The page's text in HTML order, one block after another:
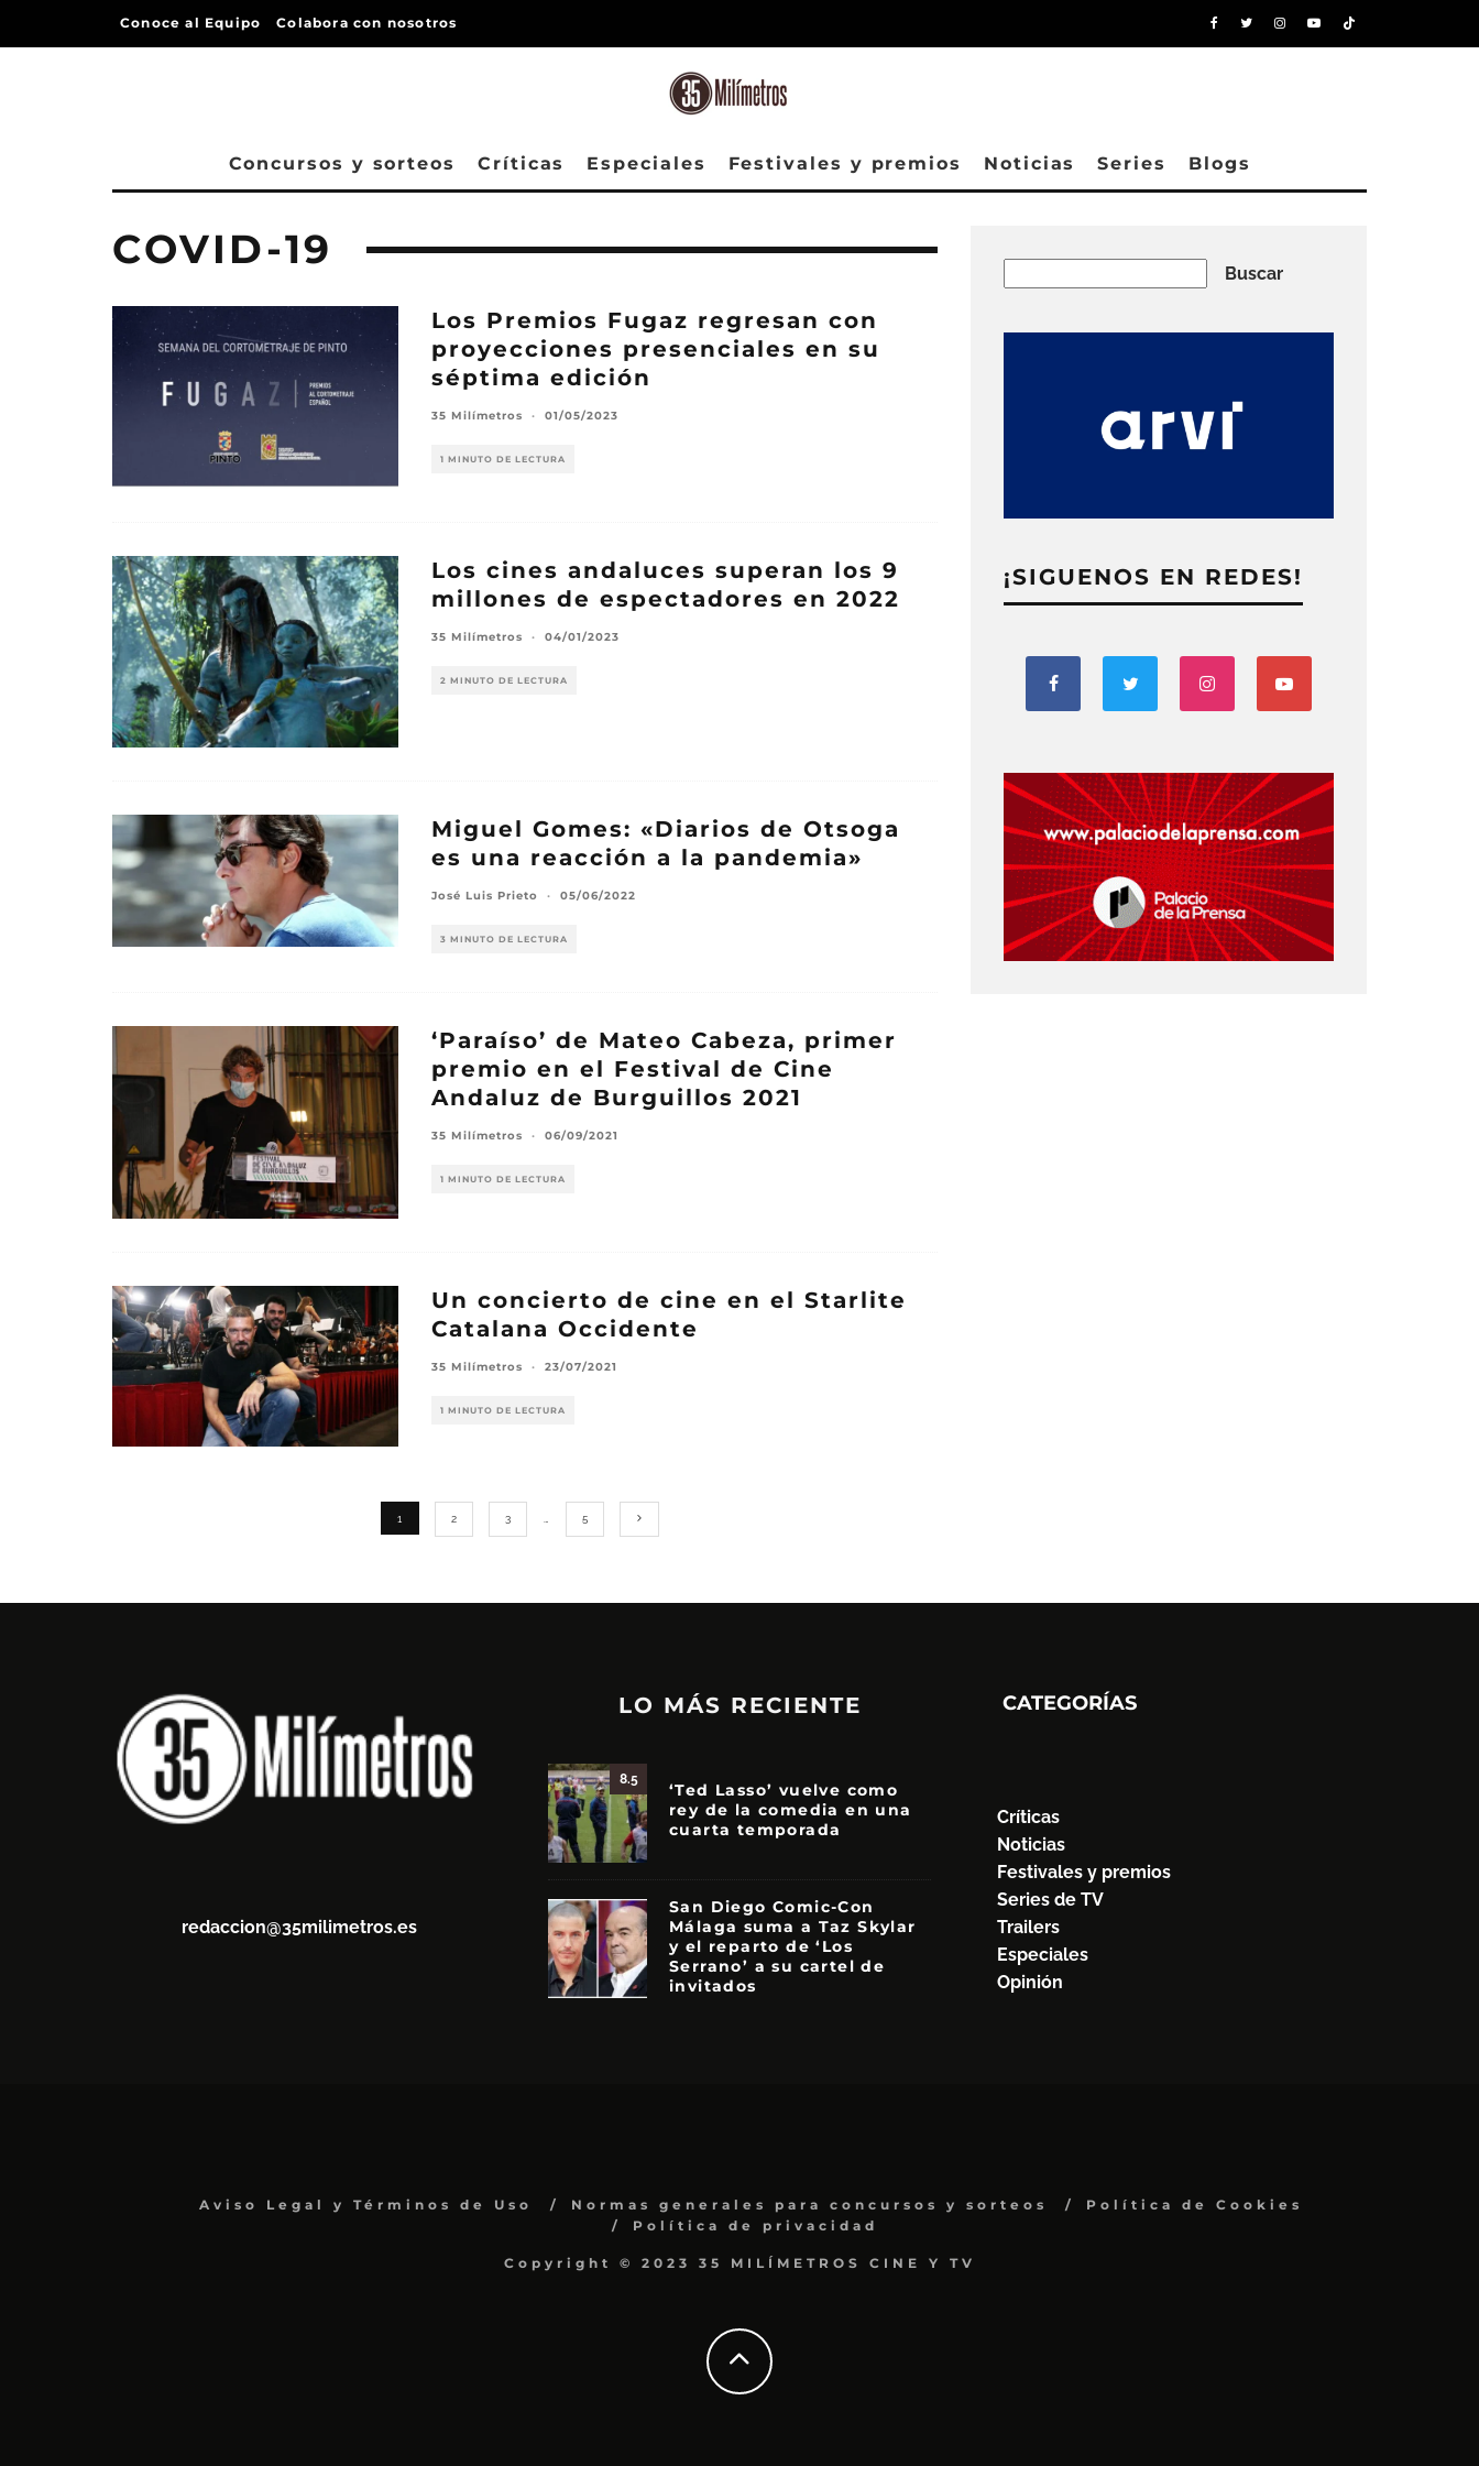
Conoce al Equipo Colabora con nosotros
Concursos y sorteos Críticas Especiales Festivales y premios Noticias Series Blogs
COVID-19
Los Premios Fugaz regresan con
proyecciones presenciales en su
séptima edición
35 Milímetros · 01/05/2023
1 MINUTO DE LECTURA
Los cines andaluces superan los 9
millones de espectadores en 2022
35 Milímetros · 04/01/2023
2 MINUTO DE LECTURA
Miguel Gomes: «Diarios de Otsoga
es una reacción a la pandemia»
José Luis Prieto · 05/06/2022
3 MINUTO DE LECTURA
‘Paraíso’ de Mateo Cabeza, primer
premio en el Festival de Cine
Andaluz de Burguillos 2021
35 Milímetros · 06/09/2021
1 MINUTO DE LECTURA
Un concierto de cine en el Starlite
Catalana Occidente
35 Milímetros · 23/07/2021
1 MINUTO DE LECTURA
1 2 3 5
Buscar
¡SIGUENOS EN REDES!
redaccion@35milimetros.es
LO MÁS RECIENTE
8.5
‘Ted Lasso’ vuelve como
rey de la comedia en una
cuarta temporada
San Diego Comic-Con
Málaga suma a Taz Skylar
y el reparto de ‘Los
Serrano’ a su cartel de
invitados
CATEGORÍAS
Críticas
Noticias
Festivales y premios
Series de TV
Trailers
Especiales
Opinión
Aviso Legal y Términos de Uso Normas generales para concursos y sorteos
Política de Cookies
Política de privacidad
Copyright © 2023 35 MILÍMETROS CINE Y TV